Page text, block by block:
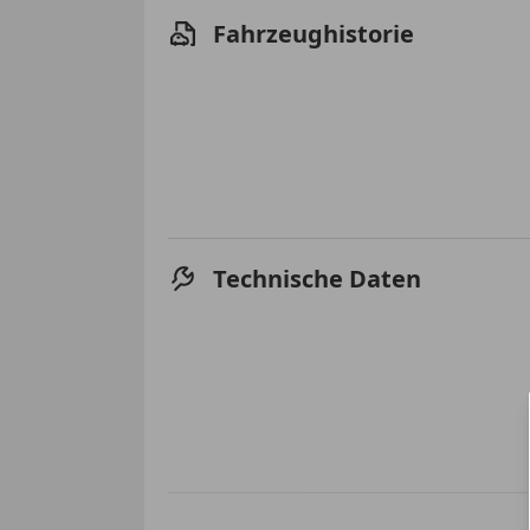
Fahrzeughistorie
Technische Daten